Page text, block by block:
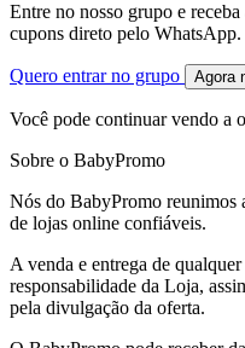
Entre no nosso grupo e
cupons direto pelo WhatsApp.
Quero entrar no grupo Agora
Você pode continuar vendo a
Sobre o BabyPromo
Nós do BabyPromo reunimos
de lojas online confiáveis.
A venda e entrega de
responsabilidade da Loja,
pela divulgação da oferta.